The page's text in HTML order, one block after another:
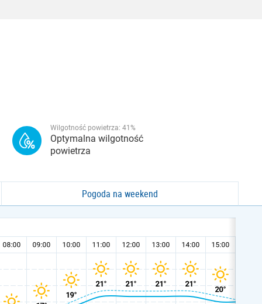
Wilgotność powietrza: 41 %
Optymalna wilgotność
powietrza
Pogoda na weekend